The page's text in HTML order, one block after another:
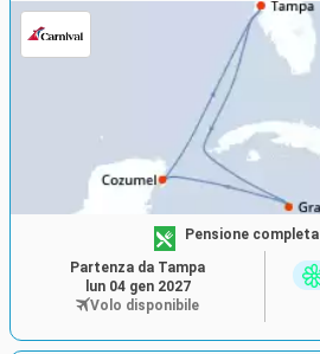
Pensione completa
Partenza da Tampa
lun 04 gen 2027
Volo disponibile